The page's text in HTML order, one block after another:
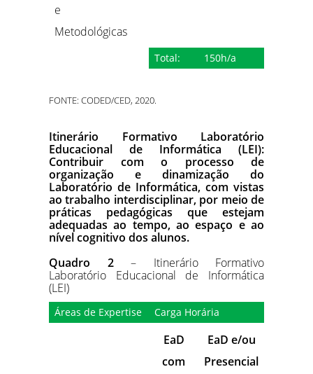
e
Metodológicas
Total: 150h/a
FONTE: CODED/CED, 2020.
Itinerário Formativo Laboratório
Educacional de Informática (LEI):
Contribuir com o processo de
organização e dinamização do
Laboratório de Informática, com vistas
ao trabalho interdisciplinar, por meio de
práticas pedagógicas que estejam
adequadas ao tempo, ao espaço e ao
nível cognitivo dos alunos.
Quadro 2– Itinerário Formativo
Laboratório Educacional de Informática
(LEI)
Áreas de Expertise Carga Horária
EaD
com
EaD e/ou
Presencial